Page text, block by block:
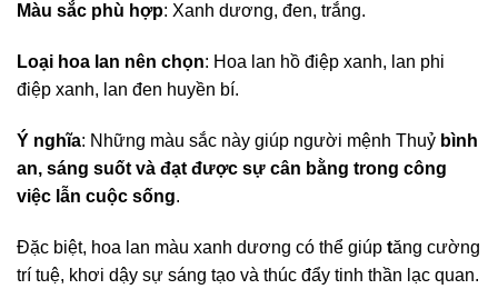
Màu sắc phù hợp: Xanh dương, đen, trắng.
Loại hoa lan nên chọn: Hoa lan hồ điệp xanh, lan phi
điệp xanh, lan đen huyền bí.
Ý nghĩa: Những màu sắc này giúp người mệnh Thuỷ bình
an, sáng suốt và đạt được sự cân bằng trong công
việc lẫn cuộc sống.
Đặc biệt, hoa lan màu xanh dương có thể giúp tăng cường
trí tuệ, khơi dậy sự sáng tạo và thúc đẩy tinh thần lạc quan.